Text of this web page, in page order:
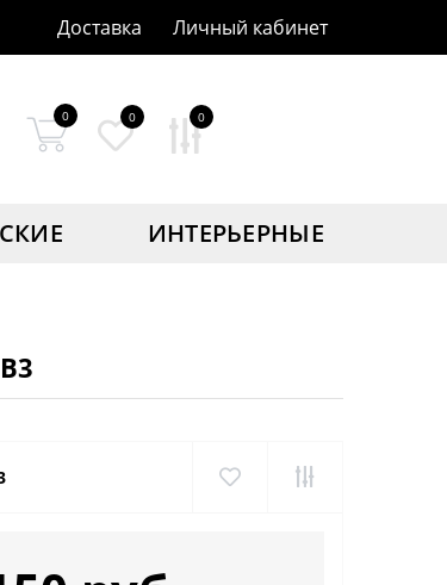
Доставка Личный кабинет
0 0 0
ИНТЕРЬЕРНЫЕ